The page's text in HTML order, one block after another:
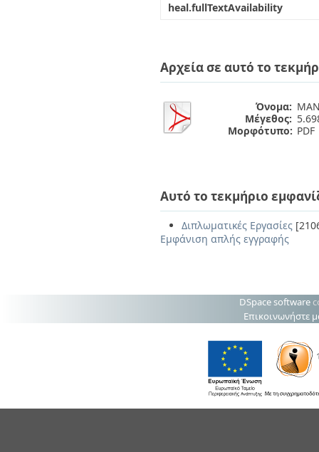
heal.fullTextAvailability
Αρχεία σε αυτό το
Όνομα:
Μέγεθος:
Μορφότυπο: PDF
Αυτό το τεκμήριο
Διπλωματικές Εργασίες
Εμφάνιση απλής εγγραφής
DSpace software
Επικοινωνήστε